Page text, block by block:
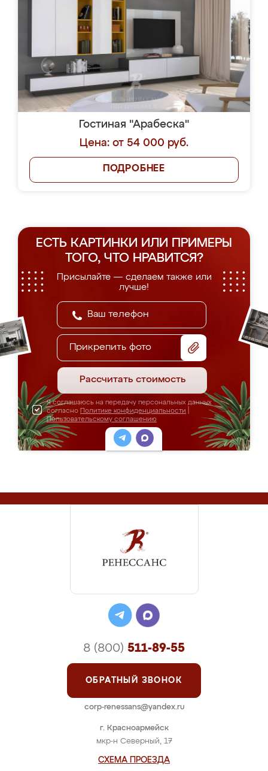
Гостиная "Арабеска"
Цена: от 54 000 руб.
ПОДРОБНЕЕ
ЕСТЬ КАРТИНКИ ИЛИ ПРИМЕРЫ
ТОГО, ЧТО НРАВИТСЯ?
Присылайте — сделаем также или
лучше!
Прикрепить фото
Рассчитать стоимость
Я соглашаюсь на передачу персональных данных
согласно Политике конфиденциальности
Пользовательскому соглашению
г. Красноармейск
мкр-н Северный, 17
СХЕМА ПРОЕЗДА
8 (800) 511-89-55
ОБРАТНЫЙ ЗВОНОК
corp-renessans@yandex.ru